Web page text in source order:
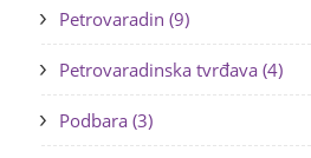
Petrovaradin (9)
Petrovaradinska tvrđava (4)
Podbara (3)